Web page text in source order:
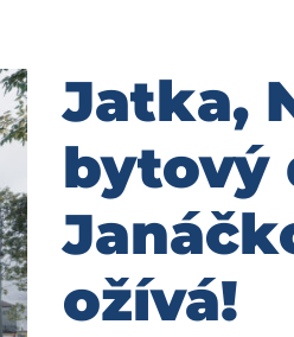
Jatka,
bytový
ožívá!